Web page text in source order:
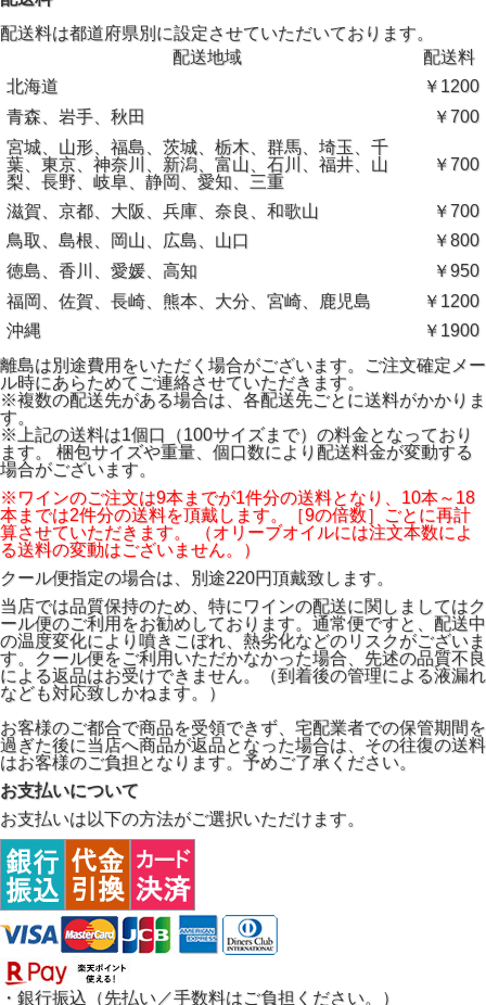
ます。
配送料は都道府県別に設定させていただいております。
配送地域
配送料
北海道
￥1200
青森、岩手、秋田
￥700
宮城、山形、福島、茨城、栃木、群馬、埼玉、千
葉、東京、神奈川、新潟、富山、石川、福井、山
梨、長野、岐阜、静岡、愛知、三重
￥700
滋賀、京都、大阪、兵庫、奈良、和歌山
￥700
鳥取、島根、岡山、広島、山口
￥800
徳島、香川、愛媛、高知
￥950
福岡、佐賀、長崎、熊本、大分、宮崎、鹿児島
￥1200
沖縄
￥1900
離島は別途費用をいただく場合がございます。ご注文確定メー
ル時にあらためてご連絡させていただきます。
※複数の配送先がある場合は、各配送先ごとに送料がかかりま
す。
※上記の送料は1個口（100サイズまで）の料金となっており
ます。 梱包サイズや重量、個口数により配送料金が変動する
場合がございます。
※ワインのご注文は9本までが1件分の送料となり、10本～18
本までは2件分の送料を頂戴します。［9の倍数］ごとに再計
算させていただきます。 （オリーブオイルには注文本数によ
る送料の変動はございません。）
クール便指定の場合は、別途220円頂戴致します。
当店では品質保持のため、特にワインの配送に関しましてはク
ール便のご利用をお勧めしております。通常便ですと、配送中
の温度変化により噴きこぼれ、熱劣化などのリスクがございま
す。クール便をご利用いただかなかった場合、先述の品質不良
による返品はお受けできません。（到着後の管理による液漏れ
なども対応致しかねます。）
お客様のご都合で商品を受領できず、宅配業者での保管期間を
過ぎた後に当店へ商品が返品となった場合は、その往復の送料
はお客様のご負担となります。予めご了承ください。
お支払いについて
お支払いは以下の方法がご選択いただけます。
・銀行振込（先払い／手数料はご負担ください。）